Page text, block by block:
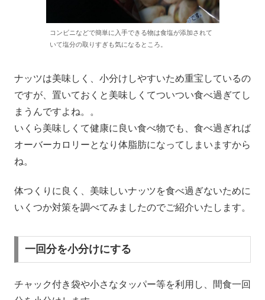
コンビニなどで簡単に入手できる物は食塩が添加されて
いて塩分の取りすぎも気になるところ。
ナッツは美味しく、小分けしやすいため重宝しているの
ですが、置いておくと美味しくてついつい食べ過ぎてし
まうんですよね。。
いくら美味しくて健康に良い食べ物でも、食べ過ぎれば
オーバーカロリーとなり体脂肪になってしまいますから
ね。
体つくりに良く、美味しいナッツを食べ過ぎないために
いくつか対策を調べてみましたのでご紹介いたします。
一回分を小分けにする
チャック付き袋や小さなタッパー等を利用し、間食一回